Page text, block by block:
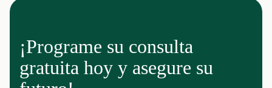
¡Programe su consulta
gratuita hoy y asegure su